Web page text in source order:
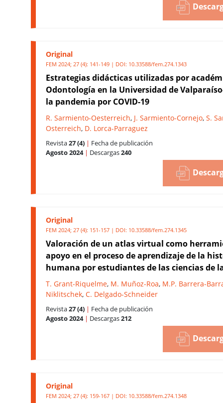
Original
FEM 2024; 27 (4): 141-149 | DOI: 10.33588/fem.274.1343
Estrategias didácticas utilizadas por
Odontología en la Universidad de
la pandemia por COVID-19
R. Sarmiento-Oesterreich, J. Sarmiento-Cornejo, S.
Osterreich, D. Lorca-Parraguez
Revista27 (4) | Fecha de publicación
Agosto 2024 | Descargas240
Original
FEM 2024; 27 (4): 151-157 | DOI: 10.33588/fem.274.1345
Valoración de un atlas virtual como
apoyo en el proceso de aprendizaje de la
humana por estudiantes de las ciencias de
T. Grant-Riquelme, M. Muñoz-Roa, M.P. Barrera-
Niklitschek, C. Delgado-Schneider
Revista27 (4) | Fecha de publicación
Agosto 2024 | Descargas212
Original
FEM 2024; 27 (4): 159-167 | DOI: 10.33588/fem.274.1348